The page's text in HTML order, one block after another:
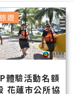
體驗活動名額
花蓮市公所協
遊